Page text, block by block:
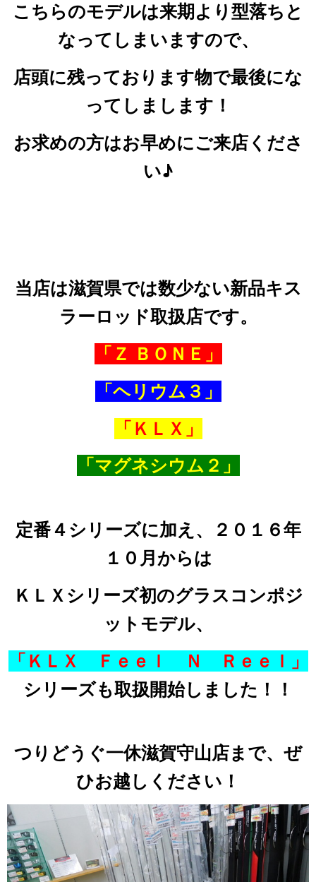
こちらのモデルは来期より型落ちと
なってしまいますので、
店頭に残っております物で最後にな
ってしまします！
お求めの方はお早めにご来店くださ
い♪
当店は滋賀県では数少ない新品キス
ラーロッド取扱店です。
「Ｚ ＢＯＮＥ」
「ヘリウム３」
「ＫＬＸ」
「マグネシウム２」
定番４シリーズに加え、２０１６年
１０月からは
ＫＬＸシリーズ初のグラスコンポジ
ットモデル、
「ＫＬＸ Ｆｅｅｌ Ｎ Ｒｅｅｌ」
シリーズも取扱開始しました！！
つりどうぐ一休滋賀守山店まで、ぜ
ひお越しください！